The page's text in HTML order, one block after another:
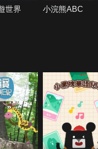
世界 小浣熊ABC